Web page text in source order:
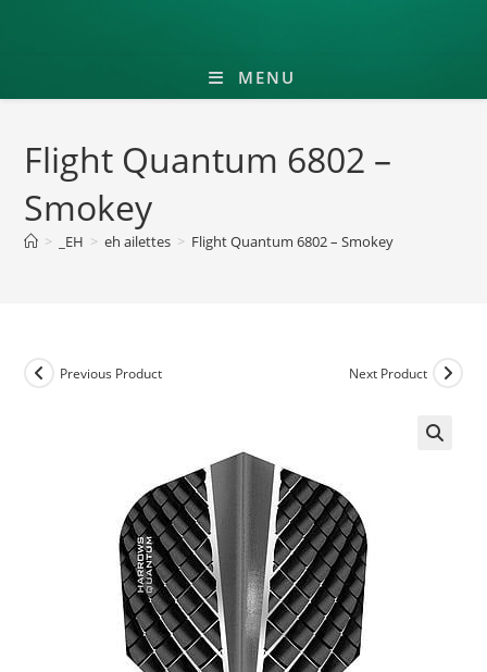
MENU
Flight Quantum 6802 –
Smokey
> _EH > eh ailettes > Flight Quantum 6802 – Smokey
Previous Product Next Product